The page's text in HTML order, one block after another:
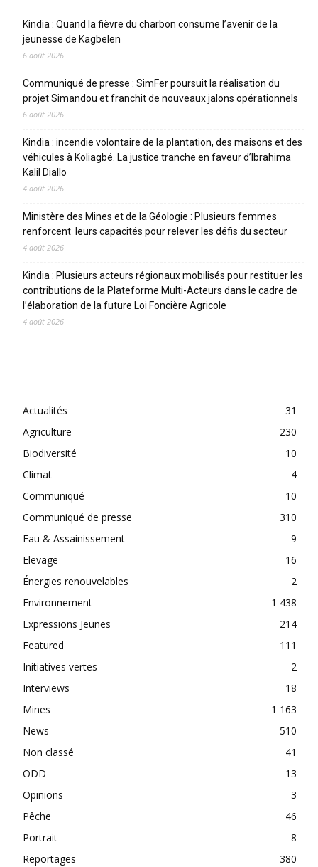
Kindia : Quand la fièvre du charbon consume l’avenir de la
jeunesse de Kagbelen
6 août 2026
Communiqué de presse : SimFer poursuit la réalisation du
projet Simandou et franchit de nouveaux jalons opérationnels
6 août 2026
Kindia : incendie volontaire de la plantation, des maisons et des
véhicules à Koliagbé. La justice tranche en faveur d’Ibrahima
Kalil Diallo
4 août 2026
Ministère des Mines et de la Géologie : Plusieurs femmes
renforcent leurs capacités pour relever les défis du secteur
4 août 2026
Kindia : Plusieurs acteurs régionaux mobilisés pour restituer les
contributions de la Plateforme Multi-Acteurs dans le cadre de
l’élaboration de la future Loi Foncière Agricole
4 août 2026
Actualités
31
Agriculture
230
Biodiversité
10
Climat
4
Communiqué
10
Communiqué de presse
310
Eau & Assainissement
9
Elevage
16
Énergies renouvelables
2
Environnement
1 438
Expressions Jeunes
214
Featured
111
Initiatives vertes
2
Interviews
18
Mines
1 163
News
510
Non classé
41
ODD
13
Opinions
3
Pêche
46
Portrait
8
Reportages
380